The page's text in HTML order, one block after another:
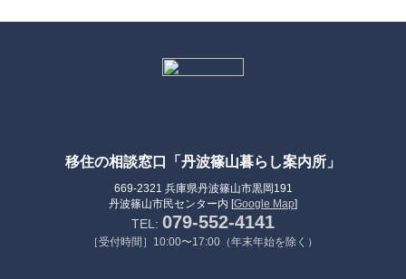
移住の相談窓口「丹波篠山暮らし案内所」
669-2321 兵庫県丹波篠山市黒岡191
丹波篠山市民センター内 [Google Map]
TEL: 079-552-4141
［受付時間］10:00〜17:00（年末年始を除く）